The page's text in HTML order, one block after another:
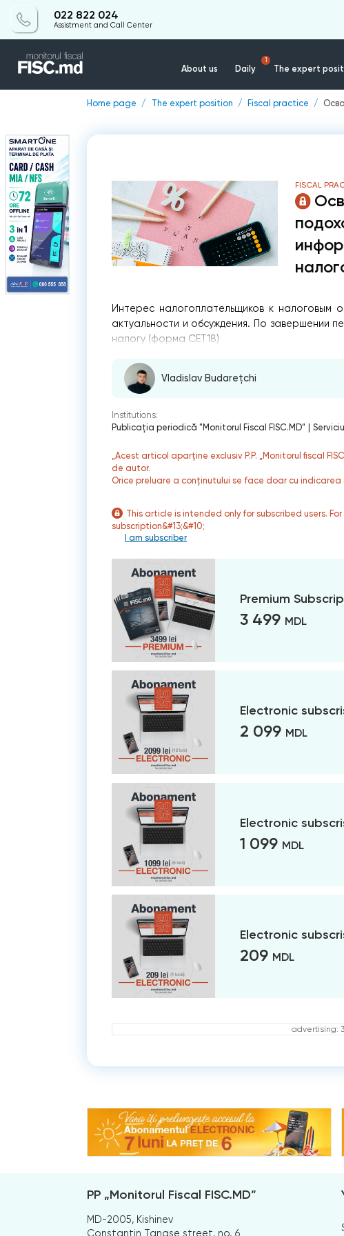
022 822 024
Assistment and Call Center
About us Daily
1
The expert
Home page The expert position Fiscal practice
FISCAL
Интерес налогоплательщиков к налоговым
актуальности и обсуждения. По завершении
налогу (форма CET18)
Vladislav Budarețchi
Institutions:
Publicaţia periodică "Monitorul Fiscal FISC.MD"
„Acest articol aparține exclusiv P.P. „Monitorul fiscal
de autor.
Orice preluare a conținutului se face doar cu indicarea
This article is intended only for subscribed users.
subscription&#13;&#10;
I am subscriber
Premium
3 499 MDL
Electronic
2 099 MDL
Electronic
1 099 MDL
Electronic
209 MDL
advertising:
PP „Monitorul Fiscal FISC.MD”
MD-2005, Kishinev
Constantin Tanase street, no. 6